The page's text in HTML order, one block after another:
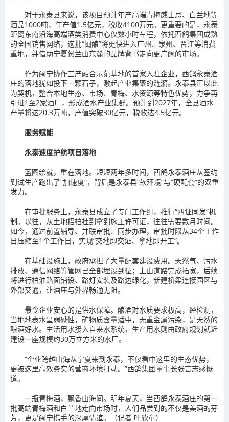
对于永泰县来说，该项目预计年产高端青梅威士忌、白兰地等
酒品1000吨，年产值1.5亿元，税收4100万元。更重要的是，永泰
距离东南沿海高端酒类消费中心仅数小时车程，依托西鸽集团成熟
的全国销售网络，这批“闽酿”将更快进入广州、泉州、晋江等消费
重地，并借助宁夏贺兰山东麓的品牌背书走向更广阔的市场。
作为闽宁协作三产融合示范基地的首家入驻企业，西鸽永泰酒
庄的落地犹如投下一颗石子，激起产业集聚的涟漪。永泰县正以此
为契机，整合本地生态、市场、青梅、水资源等特色优势，力争再
引进1至2家酒厂，形成酒水产业集群。预计到2027年，全县酒水
产量将达20.3万吨，产值突破30亿元，税收达4.5亿元。
服务赋能
永泰速度护航项目落地
蓝图绘就，重在落地。短短两年多时间，西鸽永泰酒庄从签约
到试生产跑出了“加速度”，背后是永泰县“软环境”与“硬配套”的双重
发力。
在审批服务上，永泰县成立了专门工作组，推行“四证同发”机
制。以往，从土地招拍挂到拿到施工许可证，往往需要数月时间。
如今，通过前置辅导、并联审批、同步办理，审批时限从34个工作
日压缩至1个工作日，实现“交地即交证、拿地即开工”。
在基础设施上，政府承担了大量配套建设费用。天然气、污水
排放、通信网络等管网已全部埋设到位；上山道路完成拓宽，后续
将进行柏油路面铺设、路灯安装及路边绿化，新建桥梁连接园区与
外部交通，让酒庄与外界畅通无阻。
最令企业安心的是供水保障。酿酒对水质要求极高，经检测，
当地地表水呈弱碱性，矿物质含量适中，无重金属污染，是天然的
酿酒好水。生活用水接入自来水系统，生产用水则由政府规划就近
建设一座规模约30万立方米的水厂。
“企业跨越山海从宁夏来到永泰，不仅看中这里的生态优势，
更被这里高效务实的营商环境打动。”西鸽集团董事长张言志感慨
道。
一瓶青梅酒，飘香山海间。明年夏天，当西鸽永泰酒庄的第一
批高端青梅酒和白兰地走向市场时，人们品尝到的不仅是美酒的芬
芳，更是闽宁携手的深厚情谊。（记者 叶欣童）